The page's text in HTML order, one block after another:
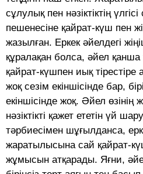
сұлулық пен нәзіктіктің
пешенесіне қайрат-күш пен
жазылған. Еркек әйелдегі
құралақан болса, әйел қанша
қайрат-күшпен иық
жоқ сезім екіншісінде бар,
екіншісінде жоқ. Әйел
нәзіктікті қажет ететін үй
тәрбиесімен шұғылданса,
жаратылысына сай қайрат-
жұмысын атқарады. Яғни,